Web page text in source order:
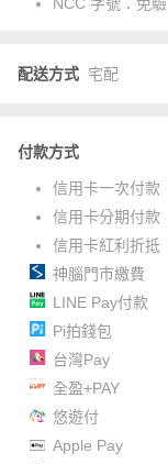
配送方式 宅配
付款方式
信用卡一次付款
信用卡分期付款
信用卡紅利折抵
神腦門市繳費
LINE Pay付款
Pi拍錢包
台灣Pay
全盈+PAY
悠遊付
Apple Pay